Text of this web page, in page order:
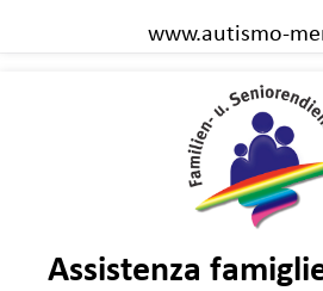
www.autismo-
Assistenza